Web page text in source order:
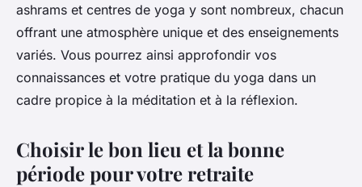
ashrams et centres de yoga y sont nombreux, chacun
offrant une atmosphère unique et des enseignements
variés. Vous pourrez ainsi approfondir vos
connaissances et votre pratique du yoga dans un
cadre propice à la méditation et à la réflexion.
Choisir le bon lieu et la bonne
période pour votre retraite